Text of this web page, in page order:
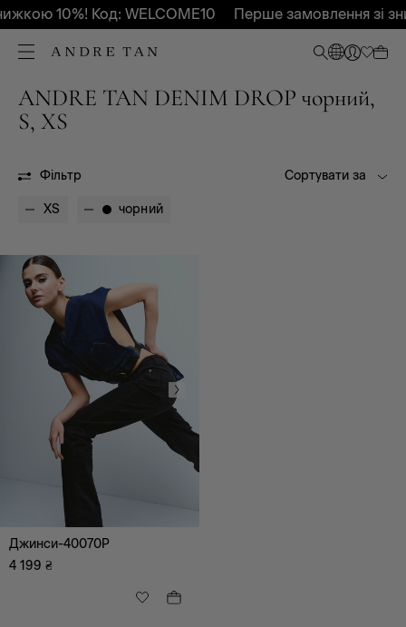
10%! Код: WELCOME10 Перше замовлення зі
ANDRE TAN DENIM DROP чорний,
S, XS
Фільтр
Всі
Осінь-Зима 2026
OUTLET
Всі
Мом
Кльош
Всі
Сортувати за
XS чорний
Джинси-40070P
4 199 ₴